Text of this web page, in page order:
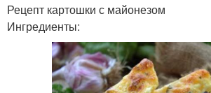
Рецепт картошки с майонезом
Ингредиенты: